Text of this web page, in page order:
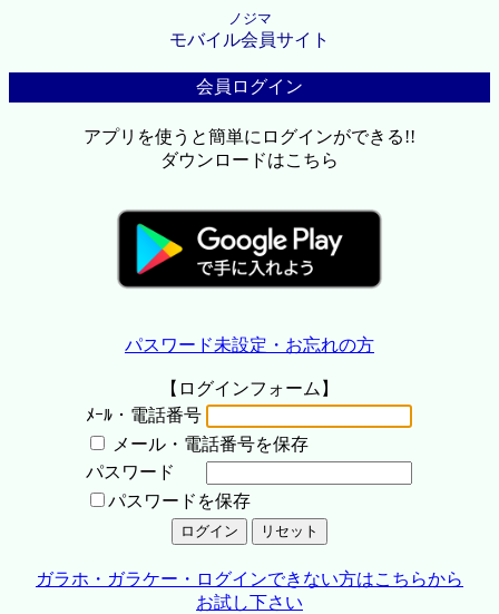
ノジマ
モバイル会員サイト
会員ログイン
アプリを使うと簡単にログインができる!!
ダウンロードはこちら
パスワード未設定・お忘れの方
【ログインフォーム】
ﾒｰﾙ・電話番号
メール・電話番号を保存
パスワード
パスワードを保存
ガラホ・ガラケー・ログインできない方はこちらから
お試し下さい